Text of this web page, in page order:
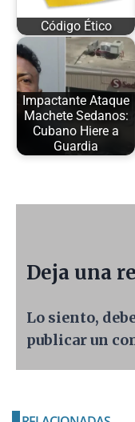
Código Ético
Impactante Ataque
Machete Sedanos:
Cubano Hiere a
Guardia
Deja una
Lo siento,
publicar un